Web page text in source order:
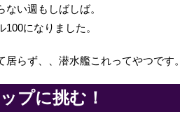
い週もしばしば。
になりました。
らず、、潜水艦これってやつです。
プに挑む！